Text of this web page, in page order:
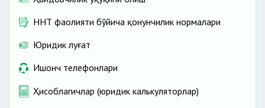
ННТ фаолияти бўйича қонунчилик нормалари
Юридик луғат
Ишонч телефонлари
Ҳисоблагичлар (юридик калькуляторлар)